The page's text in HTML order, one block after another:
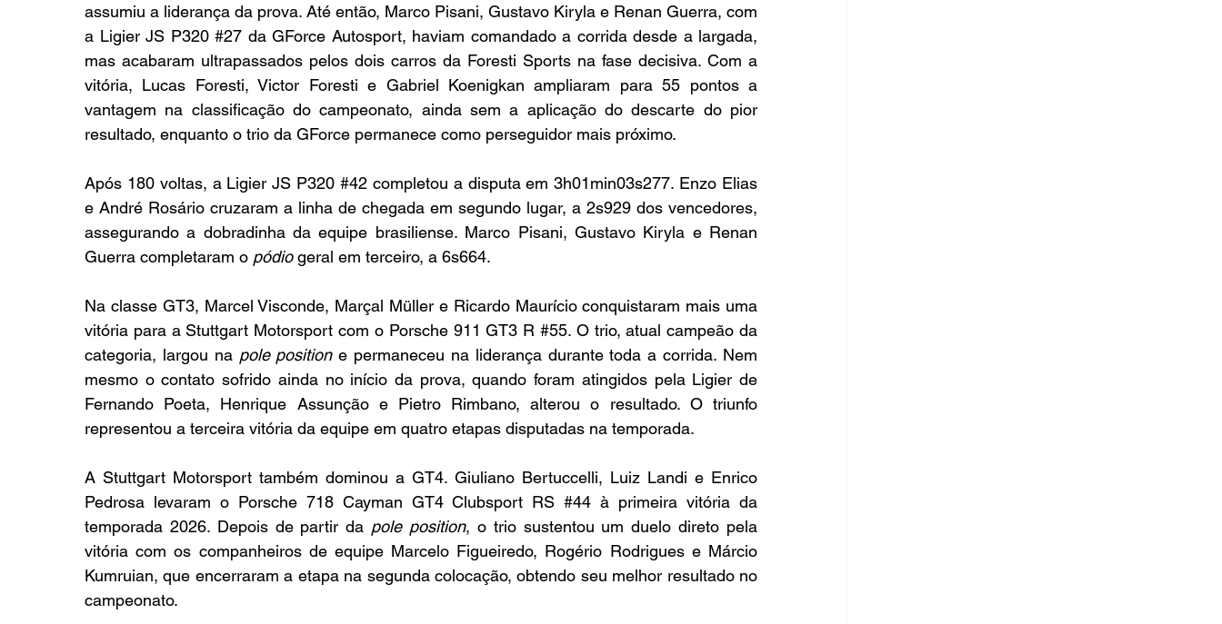
assumiu a liderança da prova. Até então, Marco Pisani, Gustavo Kiryla e Renan Guerra, com
a Ligier JS P320 #27 da GForce Autosport, haviam comandado a corrida desde a largada,
mas acabaram ultrapassados pelos dois carros da Foresti Sports na fase decisiva. Com a
vitória, Lucas Foresti, Victor Foresti e Gabriel Koenigkan ampliaram para 55 pontos a
vantagem na classificação do campeonato, ainda sem a aplicação do descarte do pior
resultado, enquanto o trio da GForce permanece como perseguidor mais próximo.
Após 180 voltas, a Ligier JS P320 #42 completou a disputa em 3h01min03s277. Enzo Elias
e André Rosário cruzaram a linha de chegada em segundo lugar, a 2s929 dos vencedores,
assegurando a dobradinha da equipe brasiliense. Marco Pisani, Gustavo Kiryla e Renan
Guerra completaram o pódio geral em terceiro, a 6s664.
Na classe GT3, Marcel Visconde, Marçal Müller e Ricardo Maurício conquistaram mais uma
vitória para a Stuttgart Motorsport com o Porsche 911 GT3 R #55. O trio, atual campeão da
categoria, largou na pole position e permaneceu na liderança durante toda a corrida. Nem
mesmo o contato sofrido ainda no início da prova, quando foram atingidos pela Ligier de
Fernando Poeta, Henrique Assunção e Pietro Rimbano, alterou o resultado. O triunfo
representou a terceira vitória da equipe em quatro etapas disputadas na temporada.
A Stuttgart Motorsport também dominou a GT4. Giuliano Bertuccelli, Luiz Landi e Enrico
Pedrosa levaram o Porsche 718 Cayman GT4 Clubsport RS #44 à primeira vitória da
temporada 2026. Depois de partir da pole position, o trio sustentou um duelo direto pela
vitória com os companheiros de equipe Marcelo Figueiredo, Rogério Rodrigues e Márcio
Kumruian, que encerraram a etapa na segunda colocação, obtendo seu melhor resultado no
campeonato.